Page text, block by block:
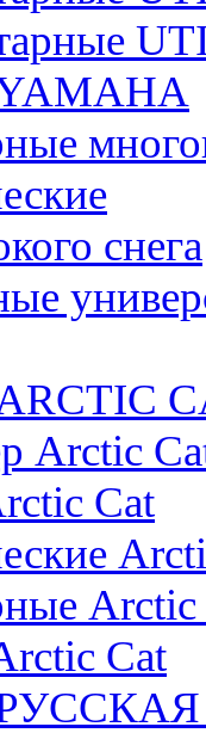
снега
Arctic
Cat
Cat